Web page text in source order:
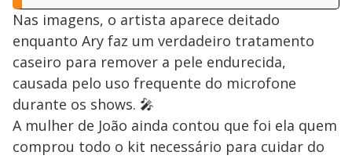
Nas imagens, o artista aparece deitado
enquanto Ary faz um verdadeiro tratamento
caseiro para remover a pele endurecida,
causada pelo uso frequente do microfone
durante os shows. 🎤
A mulher de João ainda contou que foi ela quem
comprou todo o kit necessário para cuidar do